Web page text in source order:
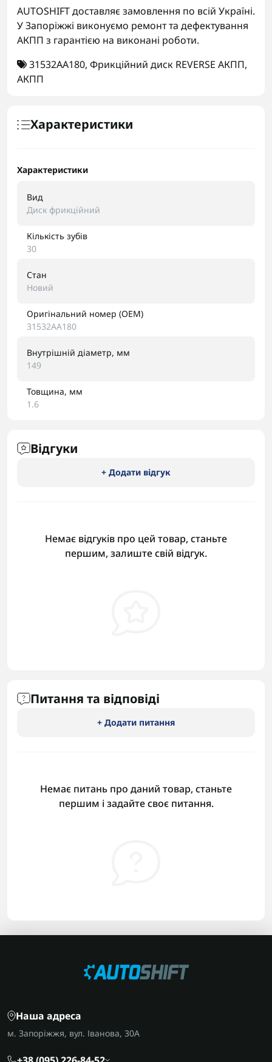
AUTOSHIFT доставляє замовлення по всій Україні.
У Запоріжжі виконуємо ремонт та дефектування
АКПП з гарантією на виконані роботи.
31532AA180, Фрикційний диск REVERSE АКПП,
АКПП
Характеристики
Характеристики
Вид
Диск фрикційний
Кількість зубів
30
Стан
Новий
Оригінальний номер (OEM)
31532AA180
Внутрішній діаметр, мм
149
Товщина, мм
1.6
Відгуки
+ Додати відгук
Немає відгуків про цей товар, станьте
першим, залиште свій відгук.
Питання та відповіді
+ Додати питання
Немає питань про даний товар, станьте
першим і задайте своє питання.
Наша адреса
м. Запоріжжя, вул. Іванова, 30А